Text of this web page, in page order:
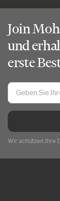
Join
und
erste
Wir schützen Ihre